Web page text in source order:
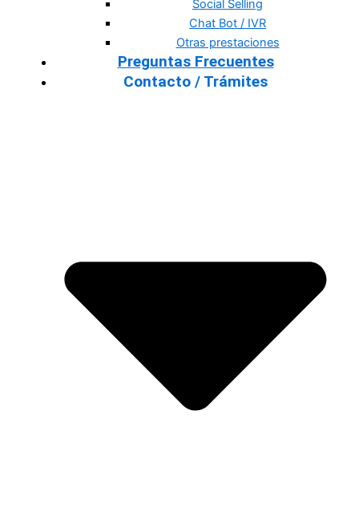
Social Selling
Chat Bot / IVR
Otras prestaciones
Preguntas Frecuentes
Contacto / Trámites